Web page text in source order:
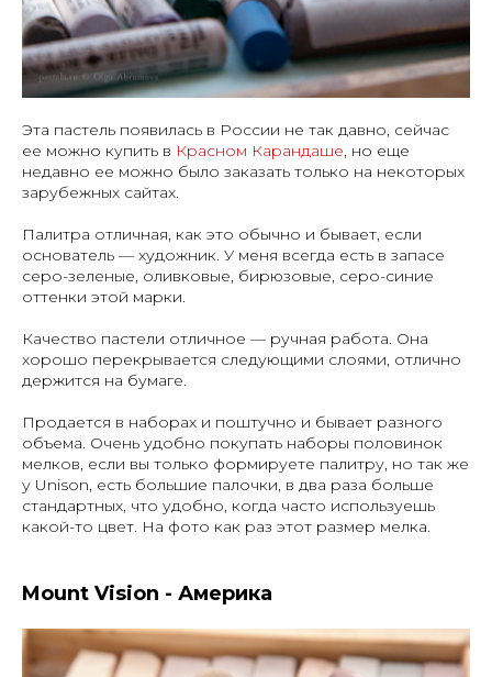
Эта пастель появилась в России не так давно, сейчас
ее можно купить в Красном Карандаше, но еще
недавно ее можно было заказать только на некоторых
зарубежных сайтах.
Палитра отличная, как это обычно и бывает, если
основатель — художник. У меня всегда есть в запасе
серо-зеленые, оливковые, бирюзовые, серо-синие
оттенки этой марки.
Качество пастели отличное — ручная работа. Она
хорошо перекрывается следующими слоями, отлично
держится на бумаге.
Продается в наборах и поштучно и бывает разного
объема. Очень удобно покупать наборы половинок
мелков, если вы только формируете палитру, но так же
у Unison, есть большие палочки, в два раза больше
стандартных, что удобно, когда часто используешь
какой-то цвет. На фото как раз этот размер мелка.
Mount Vision - Америка